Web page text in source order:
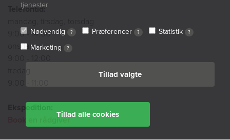
tjenester.
Nødvendig ? Præferencer ? Statistik ?
Marketing ?
Tillad valgte
Tillad alle cookies
Telefontid:
9:00 - 14:00
onsdag
Book en rådgiver